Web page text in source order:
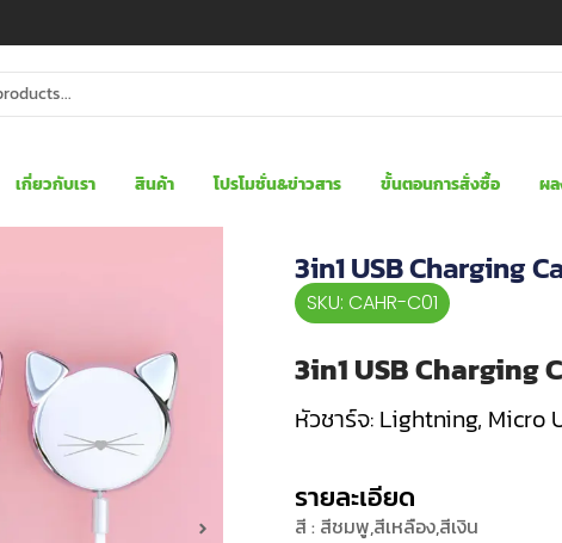
เกี่ยวกับเรา สินค้า โปรโมชั่น&ข่าวสาร ขั้นตอนการสั่งซื้อ ผ
3in1 USB Charging
SKU: CAHR-C01
3in1 USB Charging
หัวชาร์จ: Lightning, Micro
รายละเอียด
สี : สีชมพู,สีเหลือง,สีเงิน